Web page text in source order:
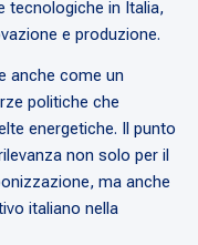
tecnologiche in Italia,
e produzione.
anche come un
politiche che
energetiche. Il punto
non solo per il
ma anche
italiano nella